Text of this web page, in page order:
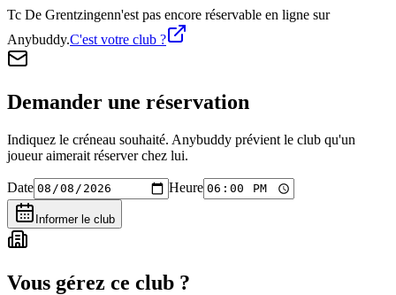
Tc De Grentzingenn'est pas encore réservable en ligne sur
Anybuddy.C'est votre club ?
Demander une réservation
Indiquez le créneau souhaité. Anybuddy prévient le club qu'un
joueur aimerait réserver chez lui.
Date Heure
Informer le club
Vous gérez ce club ?